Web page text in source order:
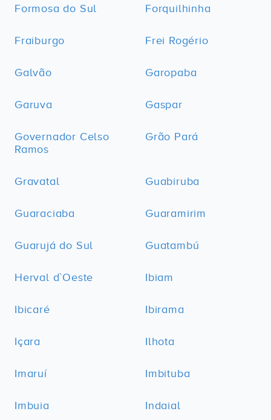
Formosa do Sul Forquilhinha
Fraiburgo Frei Rogério
Galvão Garopaba
Garuva Gaspar
Governador Celso
Ramos
Grão Pará
Gravatal Guabiruba
Guaraciaba Guaramirim
Guarujá do Sul Guatambú
Herval d`Oeste Ibiam
Ibicaré Ibirama
Içara Ilhota
Imaruí Imbituba
Imbuia Indaial